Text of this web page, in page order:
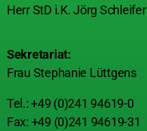
Herr StD i.K. Jörg Schleifer
Sekretariat:
Frau Stephanie Lüttgens
Tel.: +49 (0)241 94619-0
Fax: +49 (0)241 94619-31